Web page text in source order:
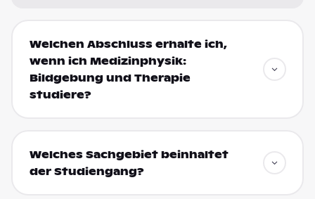
Welchen Abschluss erhalte ich,
wenn ich Medizinphysik:
Bildgebung und Therapie
studiere?
Welches Sachgebiet beinhaltet
der Studiengang?